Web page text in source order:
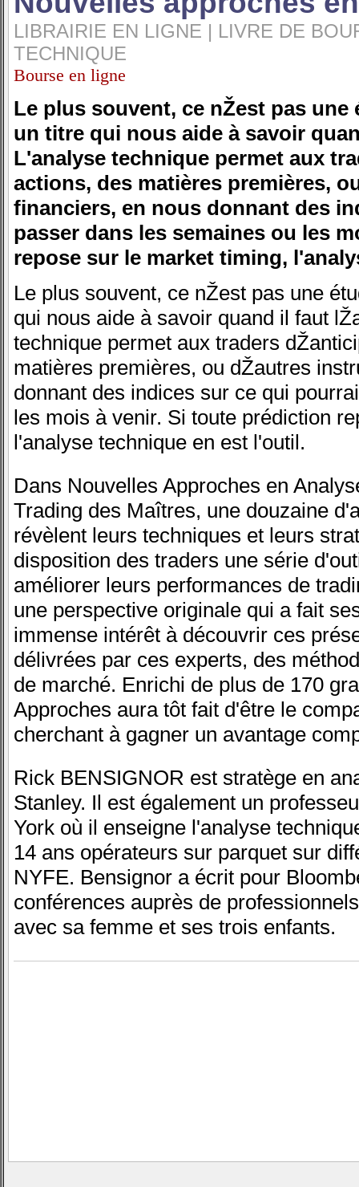
LIBRAIRIE EN LIGNE | LIVRE DE
TECHNIQUE
Bourse en ligne
Le plus souvent, ce nŽest pas
un titre qui nous aide à savoir
L'analyse technique permet aux
actions, des matières premières,
financiers, en nous donnant des
passer dans les semaines ou les
repose sur le market timing,
Le plus souvent, ce nŽest pas une
qui nous aide à savoir quand il faut
technique permet aux traders
matières premières, ou dŽautres
donnant des indices sur ce qui
les mois à venir. Si toute prédiction
l'analyse technique en est l'outil.
Dans Nouvelles Approches en
Trading des Maîtres, une douzaine
révèlent leurs techniques et leurs
disposition des traders une série
améliorer leurs performances de
une perspective originale qui a fait
immense intérêt à découvrir ces
délivrées par ces experts, des
de marché. Enrichi de plus de 170
Approches aura tôt fait d'être le
cherchant à gagner un avantage
Rick BENSIGNOR est stratège en
Stanley. Il est également un
York où il enseigne l'analyse
14 ans opérateurs sur parquet sur
NYFE. Bensignor a écrit pour
conférences auprès de
avec sa femme et ses trois enfants.